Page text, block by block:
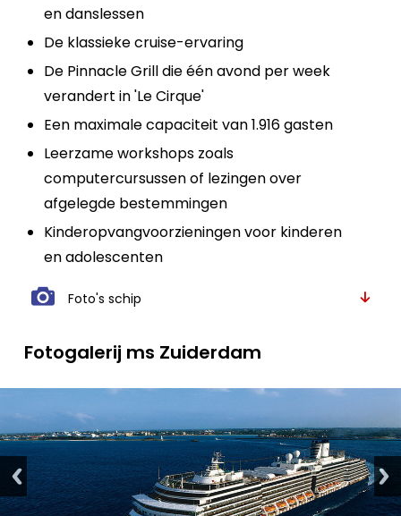
en danslessen
De klassieke cruise-ervaring
De Pinnacle Grill die één avond per week
verandert in 'Le Cirque'
Een maximale capaciteit van 1.916 gasten
Leerzame workshops zoals
computercursussen of lezingen over
afgelegde bestemmingen
Kinderopvangvoorzieningen voor kinderen
en adolescenten
Foto's schip
Fotogalerij ms Zuiderdam